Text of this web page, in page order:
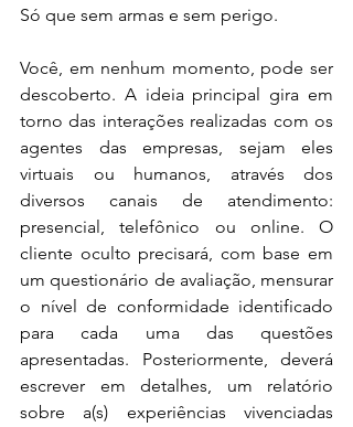
Só que sem armas e sem perigo.
Você, em nenhum momento, pode ser
descoberto. A ideia principal gira em
torno das interações realizadas com os
agentes das empresas, sejam eles
virtuais ou humanos, através dos
diversos canais de atendimento:
presencial, telefônico ou online. O
cliente oculto precisará, com base em
um questionário de avaliação, mensurar
o nível de conformidade identificado
para cada uma das questões
apresentadas. Posteriormente, deverá
escrever em detalhes, um relatório
sobre a(s) experiências vivenciadas